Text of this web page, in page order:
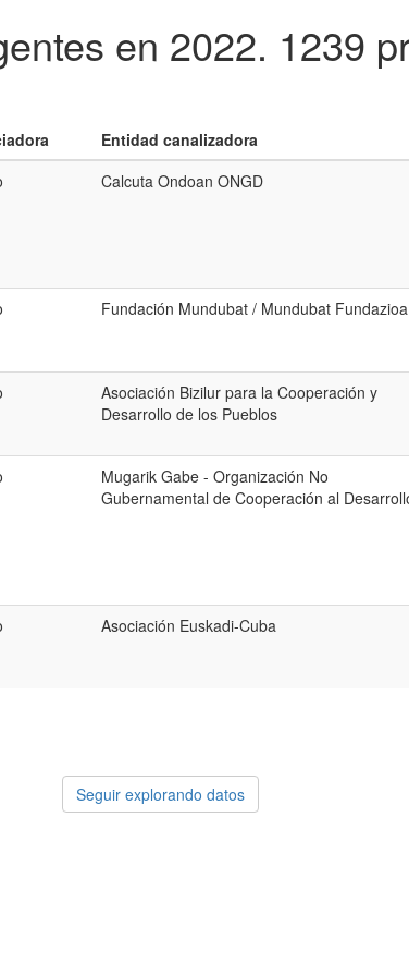
en 2022. 1239
Entidad canalizadora
Calcuta Ondoan ONGD
Fundación Mundubat / Mundubat Fundazioa
Asociación Bizilur para la Cooperación y
Desarrollo de los Pueblos
Mugarik Gabe - Organización No
Gubernamental de Cooperación al
Asociación Euskadi-Cuba
Seguir explorando datos